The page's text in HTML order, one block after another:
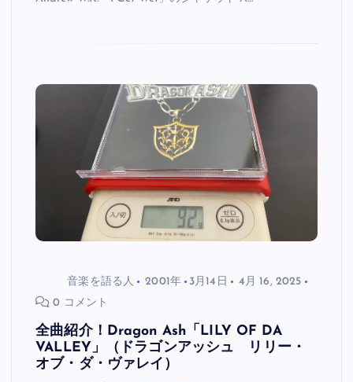
音楽を語る人 2001年 3月14日
4月 16, 2025
0 コメント
全曲紹介！Dragon Ash「LILY OF DA
VALLEY」（ドラゴンアッシュ リリー・
オブ・ダ・ヴァレイ）